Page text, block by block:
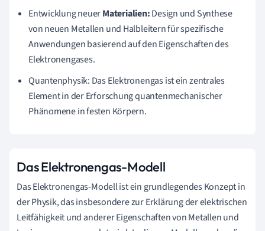
Entwicklung neuerMaterialien:Design und Synthese
von neuen Metallen und Halbleitern für spezifische
Anwendungen basierend auf den Eigenschaften des
Elektronengases.
Quantenphysik: Das Elektronengas ist ein zentrales
Element in der Erforschung quantenmechanischer
Phänomene in festen Körpern.
Das Elektronengas-Modell
Das Elektronengas-Modell ist ein grundlegendes Konzept in
der Physik, das insbesondere zur Erklärung der elektrischen
Leitfähigkeit und anderer Eigenschaften von Metallen und